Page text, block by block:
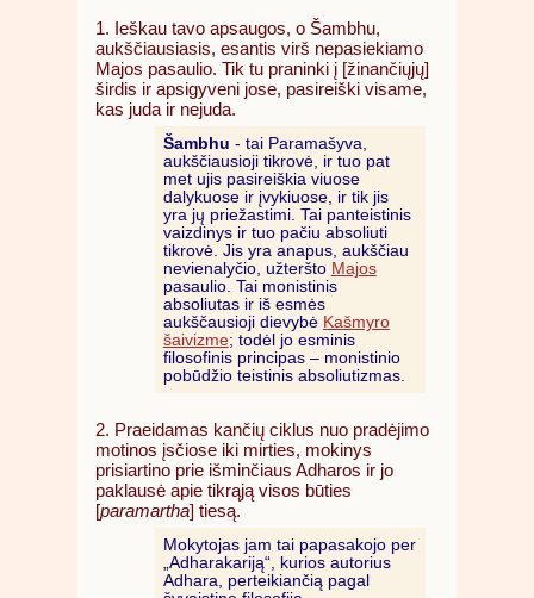
1. Ieškau tavo apsaugos, o Šambhu,
aukščiausiasis, esantis virš nepasiekiamo
Majos pasaulio. Tik tu praninki į [žinančiųjų]
širdis ir apsigyveni jose, pasireiški visame,
kas juda ir nejuda.
Šambhu - tai Paramašyva,
aukščiausioji tikrovė, ir tuo pat
met ujis pasireiškia viuose
dalykuose ir įvykiuose, ir tik jis
yra jų priežastimi. Tai panteistinis
vaizdinys ir tuo pačiu absoliuti
tikrovė. Jis yra anapus, aukščiau
nevienalyčio, užteršto Majos
pasaulio. Tai monistinis
absoliutas ir iš esmės
aukščausioji dievybė Kašmyro
šaivizme; todėl jo esminis
filosofinis principas – monistinio
pobūdžio teistinis absoliutizmas.
2. Praeidamas kančių ciklus nuo pradėjimo
motinos įsčiose iki mirties, mokinys
prisiartino prie išminčiaus Adharos ir jo
paklausė apie tikrąją visos būties
[paramartha] tiesą.
Mokytojas jam tai papasakojo per
„Adharakariją“, kurios autorius
Adhara, perteikiančią pagal